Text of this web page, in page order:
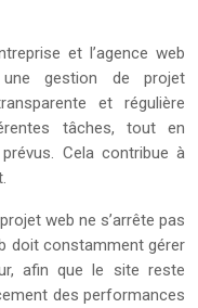
et l’agence web
gestion de projet
et régulière
tâches, tout en
Cela contribue à
web ne s’arrête pas
doit constamment gérer
afin que le site reste
des performances